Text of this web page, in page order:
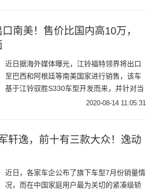
南美！售价比国内高10万，
近日据海外媒体曝光，江铃福特领界将出口
至巴西和阿根廷等南美国家进行销售，该车
基于江铃驭胜S330车型开发而来，并针对当
地市场进行了部分调整。售价方面，该车在
2020-08-14 11:05:31
轩逸，前十有三款大众！逸动
近日，各家车企公布了旗下车型7月份销量情
况，而在中国家庭用户最为关切的紧凑级轿